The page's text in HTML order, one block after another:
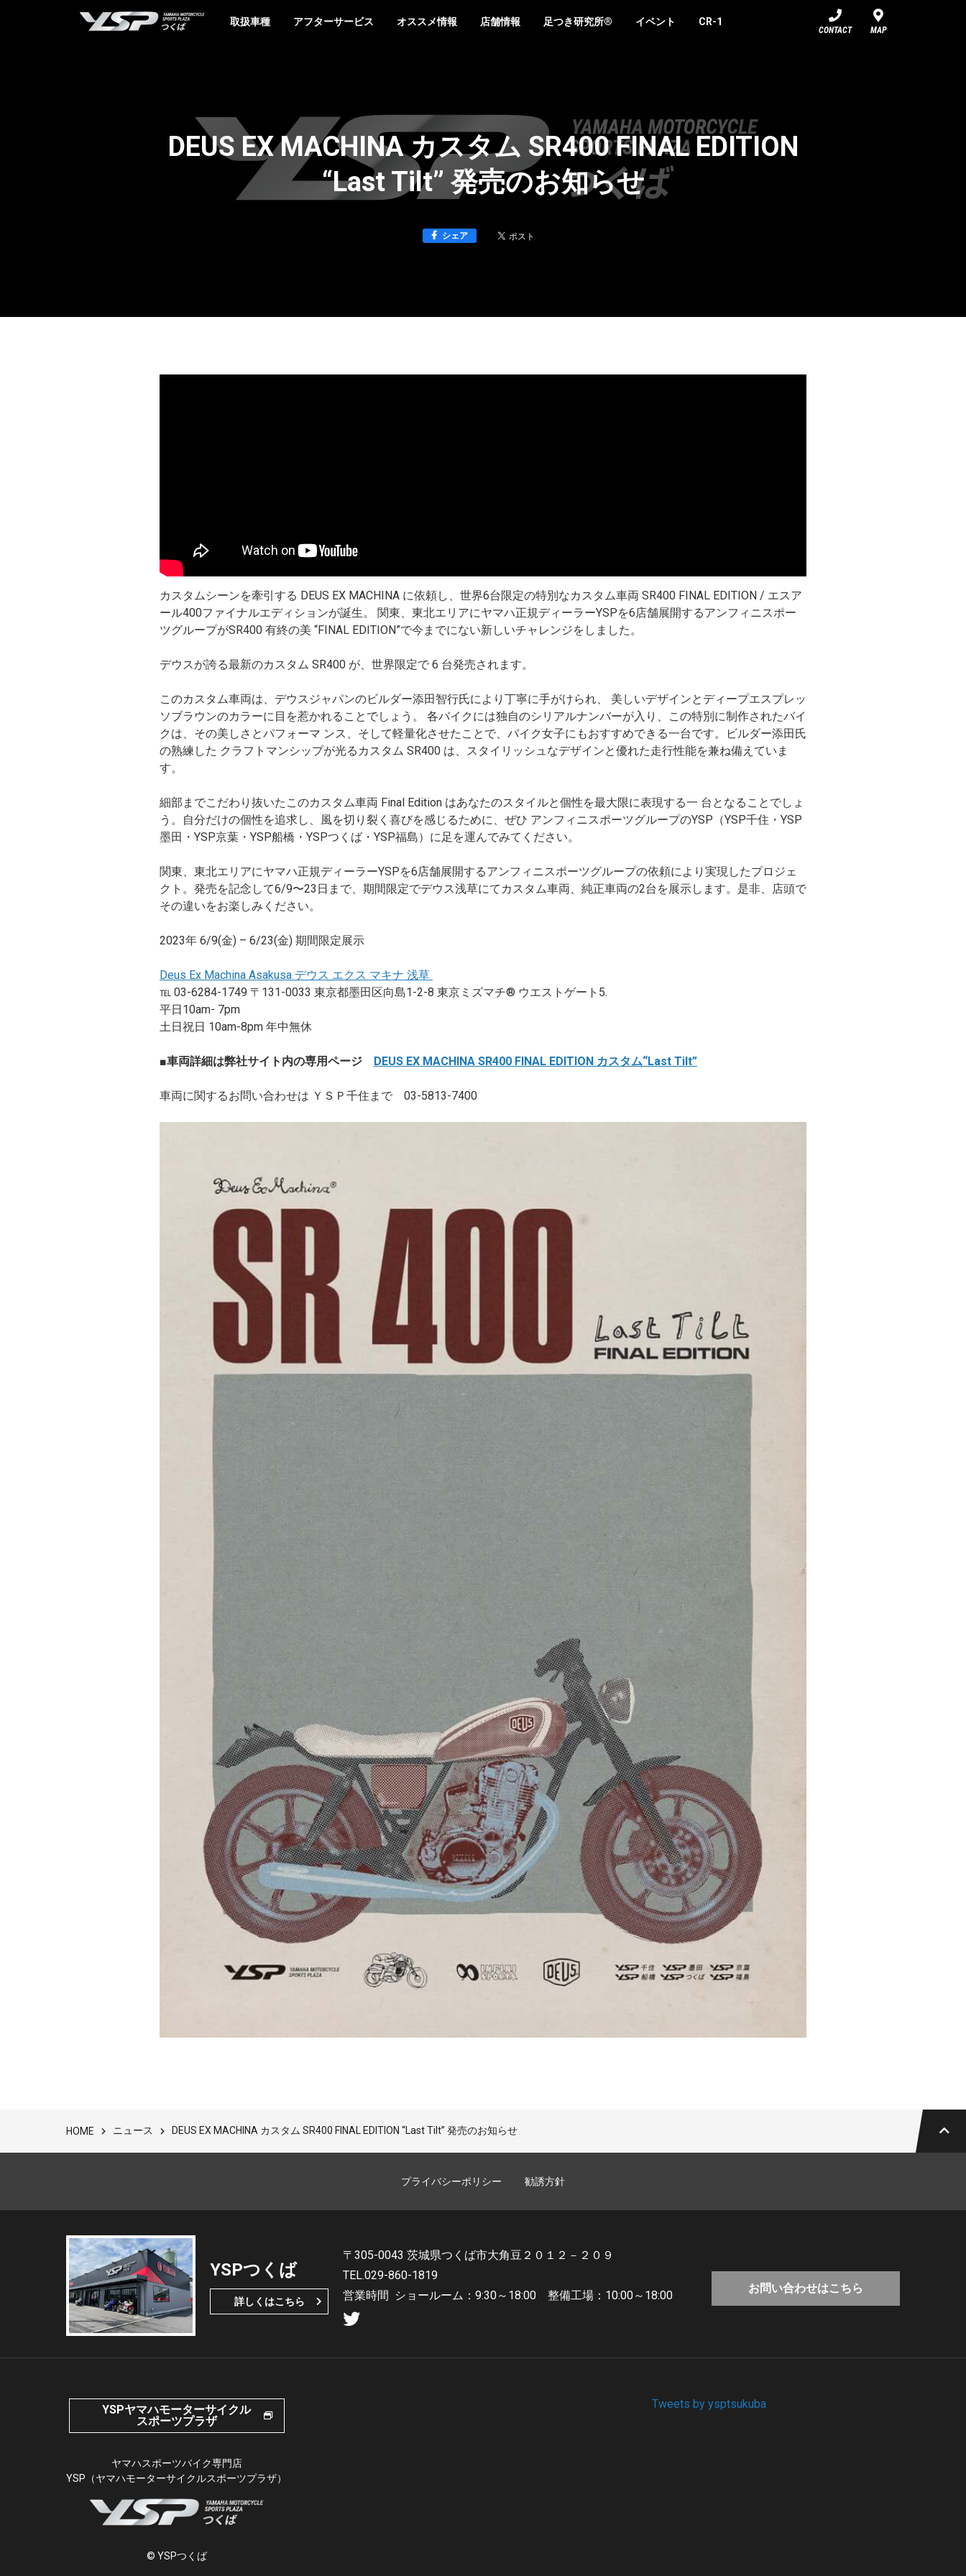
YSPつくば
取扱車種 アフターサービス オススメ情報 店舗情報 足つき研究所® イベント CR-1
CONTACT MAP
DEUS EX MACHINA カスタム SR400 FINAL EDITION
“Last Tilt” 発売のお知らせ
シェア
カスタムシーンを牽引する DEUS EX MACHINA に依頼し、世界6台限定の特別なカスタム車両 SR400 FINAL EDITION / エスア
ール400ファイナルエディションが誕生。 関東、東北エリアにヤマハ正規ディーラーYSPを6店舗展開するアンフィニスポー
ツグループがSR400 有終の美 “FINAL EDITION”で今までにない新しいチャレンジをしました。
デウスが誇る最新のカスタム SR400 が、世界限定で 6 台発売されます。
このカスタム車両は、デウスジャパンのビルダー添田智行氏により丁寧に手がけられ、 美しいデザインとディープエスプレッ
ソブラウンのカラーに目を惹かれることでしょう。 各バイクには独自のシリアルナンバーが入り、この特別に制作されたバイ
クは、その美しさとパフォーマ ンス、そして軽量化させたことで、バイク女子にもおすすめできる一台です。ビルダー添田氏
の熟練した クラフトマンシップが光るカスタム SR400 は、スタイリッシュなデザインと優れた走行性能を兼ね備えていま
す。
細部までこだわり抜いたこのカスタム車両 Final Edition はあなたのスタイルと個性を最大限に表現する一 台となることでしょ
う。自分だけの個性を追求し、風を切り裂く喜びを感じるために、ぜひ アンフィニスポーツグループのYSP（YSP千住・YSP
墨田・YSP京葉・YSP船橋・YSPつくば・YSP福島）に足を運んでみてください。
関東、東北エリアにヤマハ正規ディーラーYSPを6店舗展開するアンフィニスポーツグループの依頼により実現したプロジェ
クト。発売を記念して6/9〜23日まで、期間限定でデウス浅草にてカスタム車両、純正車両の2台を展示します。是非、店頭で
その違いをお楽しみください。
2023年 6/9(金) – 6/23(金) 期間限定展示
Deus Ex Machina Asakusa デウス エクス マキナ 浅草
℡ 03-6284-1749 〒131-0033 東京都墨田区向島1-2-8 東京ミズマチ® ウエストゲート5.
平日10am- 7pm
土日祝日 10am-8pm 年中無休
■車両詳細は弊社サイト内の専用ページ DEUS EX MACHINA SR400 FINAL EDITION カスタム“Last Tilt”
車両に関するお問い合わせは ＹＳＰ千住まで 03-5813-7400
HOME ニュース DEUS EX MACHINA カスタム SR400 FINAL EDITION “Last Tilt” 発売のお知らせ
プライバシーポリシー 勧誘方針
YSPつくば
詳しくはこちら
〒305-0043 茨城県つくば市大角豆２０１２－２０９
TEL.029-860-1819
営業時間 ショールーム：9:30～18:00 整備工場：10:00～18:00
お問い合わせはこちら
YSPヤマハモーターサイクル
スポーツプラザ
ヤマハスポーツバイク専門店
YSP（ヤマハモーターサイクルスポーツプラザ）
© YSPつくば
Tweets by ysptsukuba